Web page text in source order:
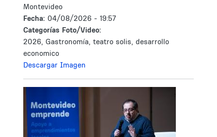
Montevideo
Fecha: 04/08/2026 - 19:57
Categorías Foto/Video:
2026, Gastronomía, teatro solis, desarrollo
economico
Descargar Imagen